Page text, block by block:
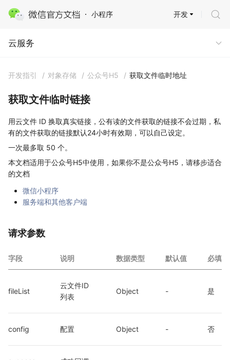
小程序
云服务 · 云托管
开发
云服务
开发指引 / 对象存储 / 公众号H5 / 获取文件临时地址
获取文件临时链接
用云文件 ID 换取真实链接，公有读的文件获取的链接不会过期，私
有的文件获取的链接默认24小时有效期，可以自己设定。
一次最多取 50 个。
本文档适用于公众号H5中使用，如果你不是公众号H5，请移步适合
的文档
微信小程序
服务端和其他客户端
请求参数
字段 说明 数据类型 默认值 必填
fileList
云文件ID
列表
Object - 是
config 配置 Object - 否